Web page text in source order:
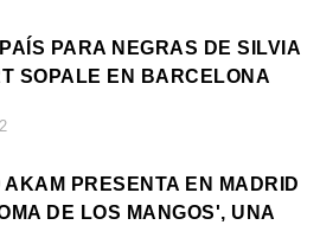
PARA NEGRAS DE SILVIA
SOPALE EN BARCELONA
AKAM PRESENTA EN MADRID
DE LOS MANGOS', UNA